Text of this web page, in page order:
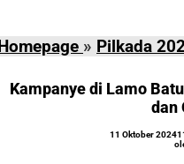
» Pilkada
Kampanye di Lamo
dan
11 Oktober 2024